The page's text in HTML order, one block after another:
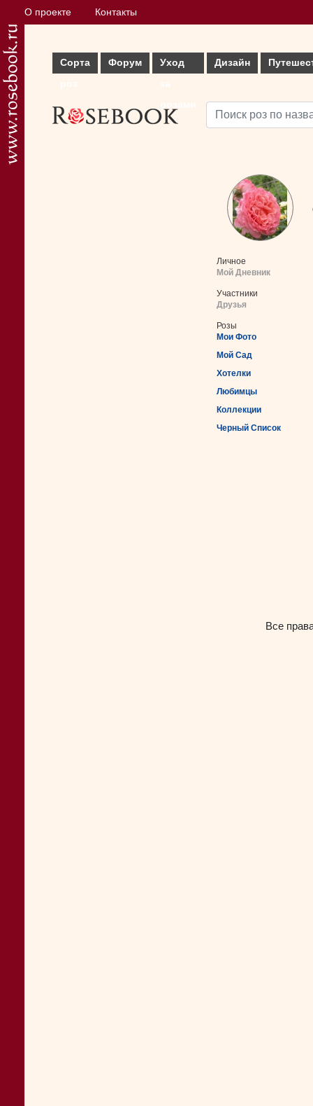
О проекте Контакты
Сорта
Форум
Уход
Дизайн
Личное
Мой Дневник
Участники
Друзья
Розы
Мои Фото
Мой Сад
Хотелки
Любимцы
Коллекции
Черный Список
Все